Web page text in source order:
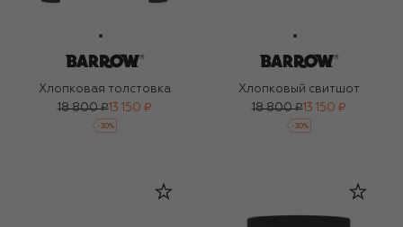
Хлопковая толстовка
18 800 ₽13 150 ₽
-30%
Хлопковый свитшот
18 800 ₽13 150 ₽
-30%